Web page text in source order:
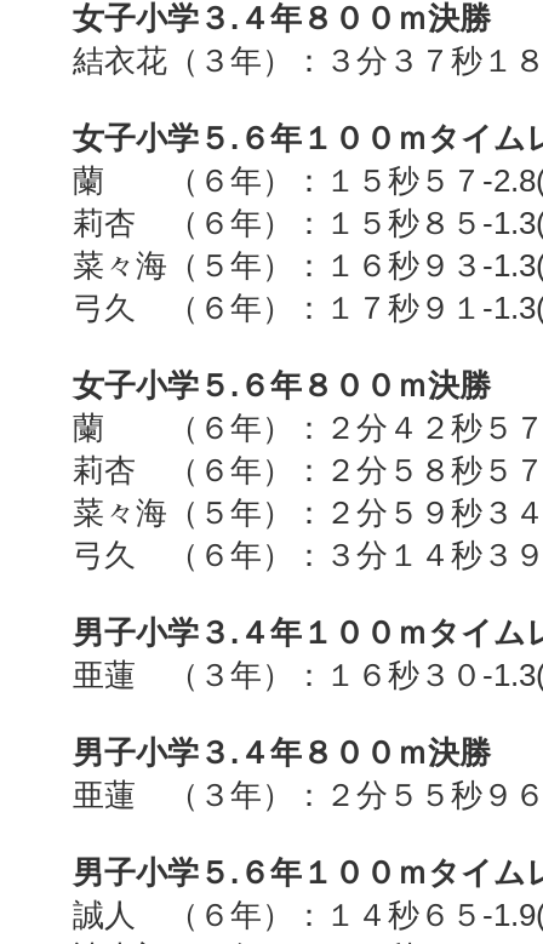
女子小学３ . ４年８００ｍ決勝
結衣花（３年）：３分３７秒１
女子小学５ . ６年１００ｍタイム
蘭 （６年）：１５秒５７ -
莉杏 （６年）：１５秒８５ -
菜々海（５年）：１６秒９３ -
弓久 （６年）：１７秒９１ -
女子小学５ . ６年８００ｍ決勝
蘭 （６年）：２分４２秒５
莉杏 （６年）：２分５８秒５
菜々海（５年）：２分５９秒３
弓久 （６年）：３分１４秒３
男子小学３ . ４年１００ｍタイム
亜蓮 （３年）：１６秒３０ -
男子小学３ . ４年８００ｍ決勝
亜蓮 （３年）：２分５５秒９
男子小学５ . ６年１００ｍタイム
誠人 （６年）：１４秒６５ -